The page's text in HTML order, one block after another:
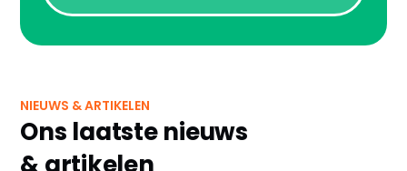
NIEUWS & ARTIKELEN
Ons laatste nieuws